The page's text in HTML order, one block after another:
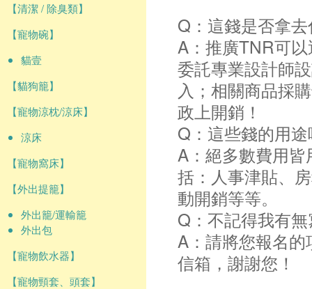
【清潔 / 除臭類】
【寵物碗】
貓壹
【貓狗籠】
【寵物涼枕/涼床】
涼床
【寵物窩床】
【外出提籠】
外出籠/運輸籠
外出包
【寵物飲水器】
【寵物頸套、頭套】
Q：這錢是否拿
A：推廣TNR可
委託專業設計師
入；相關商品採
政上開銷！
Q：這些錢的用
A：絕多數費用
括：人事津貼、
動開銷等等。
Q：不記得我有
A：請將您報名
信箱，謝謝您！